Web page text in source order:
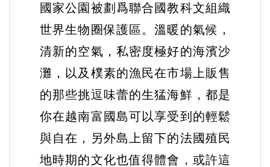
國家公園被劃爲聯合國教科文組織
世界生物圈保護區。溫暖的氣候，
清新的空氣，私密度極好的海濱沙
灘，以及樸素的漁民在市場上販售
的那些挑逗味蕾的生猛海鮮，都是
你在越南富國島可以享受到的輕鬆
與自在，另外島上留下的法國殖民
地時期的文化也值得體會，或許這